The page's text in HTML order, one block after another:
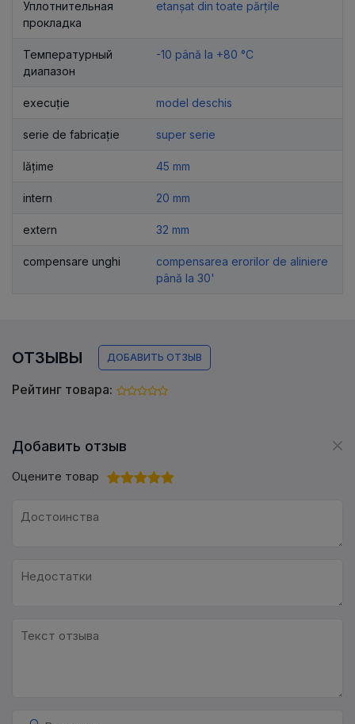
Уплотнительная
прокладка
etanșat din toate părțile
Температурный
диапазон
-10 până la +80 °C
execuție model deschis
serie de fabricație super serie
lățime 45 mm
intern 20 mm
extern 32 mm
compensare unghi
compensarea erorilor de aliniere
până la 30'
ОТЗЫВЫ ДОБАВИТЬ ОТЗЫВ
Рейтинг товара:
Добавить отзыв
Оцените товар